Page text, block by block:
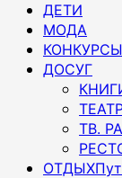
ДЕТИ
МОДА
ДОСУГ
ТВ.
ОТДЫХ